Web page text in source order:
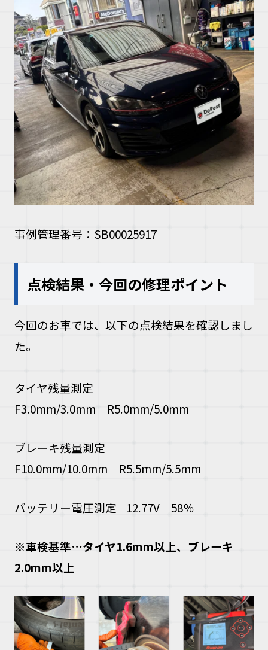
事例管理番号：SB00025917
点検結果・今回の修理ポイント
今回のお車では、以下の点検結果を確認しまし
た。
タイヤ残量測定
F3.0mm/3.0mm R5.0mm/5.0mm
ブレーキ残量測定
F10.0mm/10.0mm R5.5mm/5.5mm
バッテリー電圧測定 12.77V 58％
※車検基準…タイヤ1.6mm以上、ブレーキ
2.0mm以上